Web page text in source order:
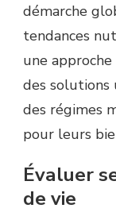
démarche
tendances
une
des solutions
des régimes
pour leurs
Évaluer
de vie